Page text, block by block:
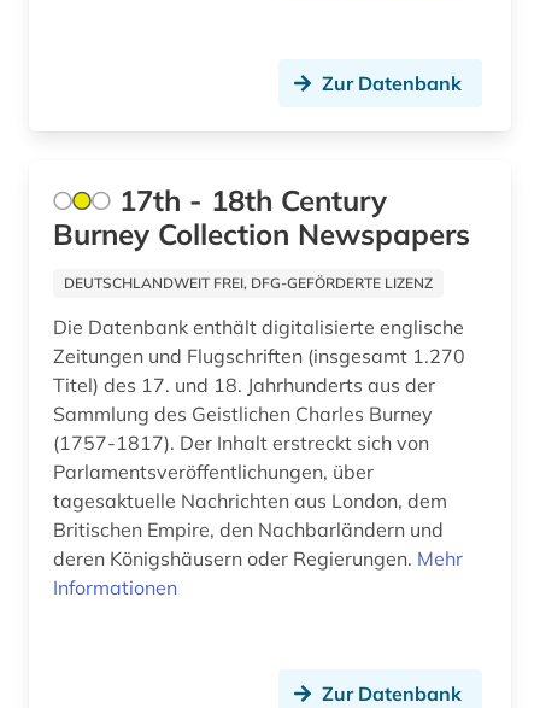
atlas (3)
atmosphäre (1)
attentat (1)
aufenthaltsrecht (1)
aufklärung (1)
aufrüstung (1)
aufsätze (1)
Palaestina (5)
Portugal (2)
Rheinland-Pfalz (3)
Rumänien (6)
Russland, Sowjetunion (52)
Saarland (3)
Sachsen (3)
Sachsen-Anhalt (3)
Zur Datenbank
17th - 18th Century
Burney Collection Newspapers
DEUTSCHLANDWEIT FREI, DFG-GEFÖRDERTE LIZENZ
Die Datenbank enthält digitalisierte englische
Zeitungen und Flugschriften (insgesamt 1.270
Titel) des 17. und 18. Jahrhunderts aus der
Sammlung des Geistlichen Charles Burney
(1757-1817). Der Inhalt erstreckt sich von
Parlamentsveröffentlichungen, über
tagesaktuelle Nachrichten aus London, dem
Britischen Empire, den Nachbarländern und
deren Königshäusern oder Regierungen. Mehr
Informationen
Zur Datenbank